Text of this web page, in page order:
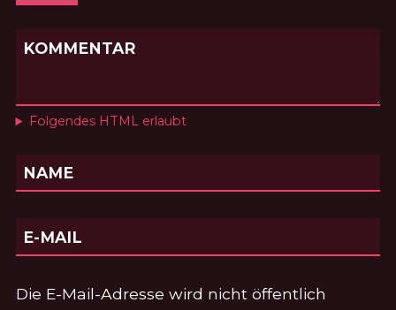
KOMMENTAR
Folgendes HTML erlaubt
NAME
E-MAIL
Die E-Mail-Adresse wird nicht öffentlich